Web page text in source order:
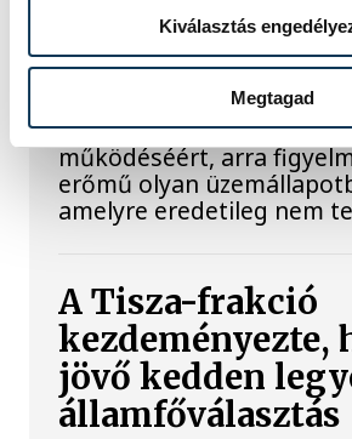
Kiválasztás
Megtagad
Atomerőmű előtt álló
technológiai kihívásokat.
szakember, aki korábban
felelt a hazai energetikai
fejlesztésekért és a paksi
működéséért, arra
erőmű olyan
amelyre eredetileg nem
A Tisza-frakció
kezdeményezte,
jövő kedden
államfőválasztás